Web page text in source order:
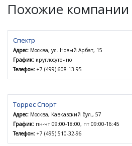
Похожие компании
Спектр
Адрес: Москва, ул. Новый Арбат, 15
График: круглосуточно
Телефон: +7 (499) 608-13-95
Торрес Спорт
Адрес: Москва, Кавказский бул., 57
График: пн-чт 09:00-18:00, пт 09:00-16:45
Телефон: +7 (495) 510-32-96